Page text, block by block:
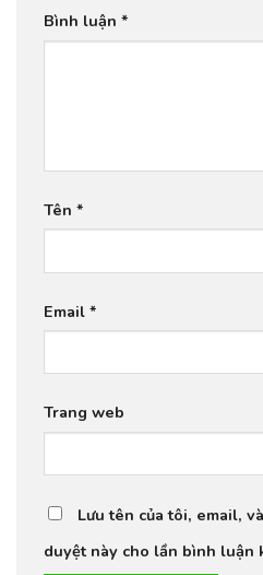
Bình luận *
Tên *
Email *
Trang web
Lưu tên của tôi, email,
duyệt này cho lần bình luận